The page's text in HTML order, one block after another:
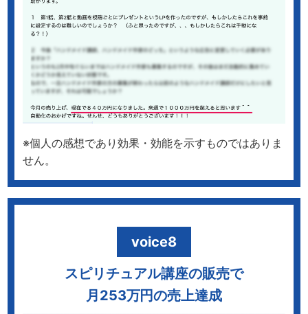
※個人の感想であり効果・効能を示すものではありま
せん。
voice8
スピリチュアル講座の販売で
月253万円の売上達成